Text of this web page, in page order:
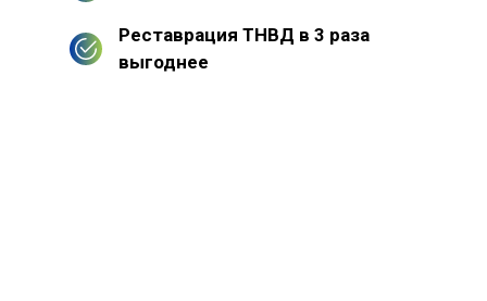
Реставрация ТНВД в 3 раза
выгоднее